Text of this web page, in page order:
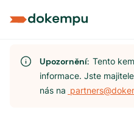
Upozornění:Tento
informace. Jste
nás na